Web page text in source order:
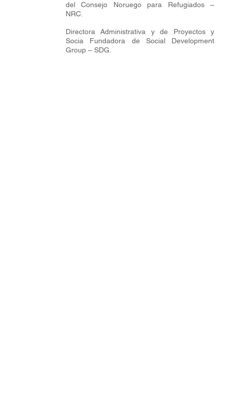
del Consejo Noruego para Refugiados –
NRC.
Directora Administrativa y de Proyectos y
Socia Fundadora de Social Development
Group – SDG.